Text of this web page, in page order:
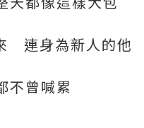
連身為新人的他
不曾喊累